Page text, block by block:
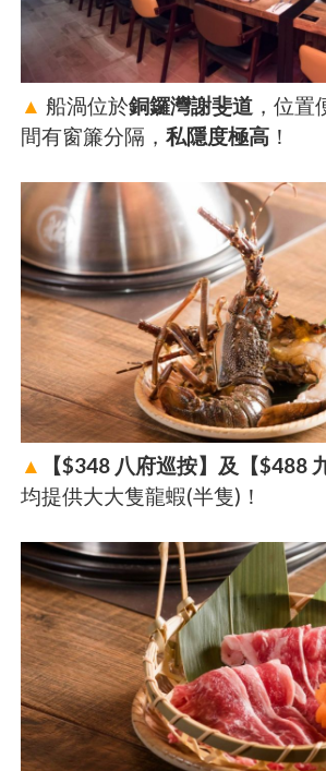
▲船渦位於銅鑼灣謝斐道 ，位
間有窗簾分隔，私隱度極高 ！
▲ 【$348 八府巡按】及【$488
均提供大大隻龍蝦(半隻)！